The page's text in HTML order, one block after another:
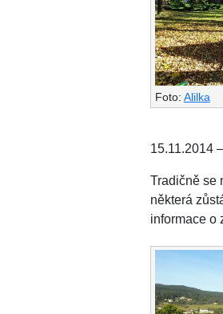
Foto: Alilka
15.11.2014
Tradičně se
některá
informace o